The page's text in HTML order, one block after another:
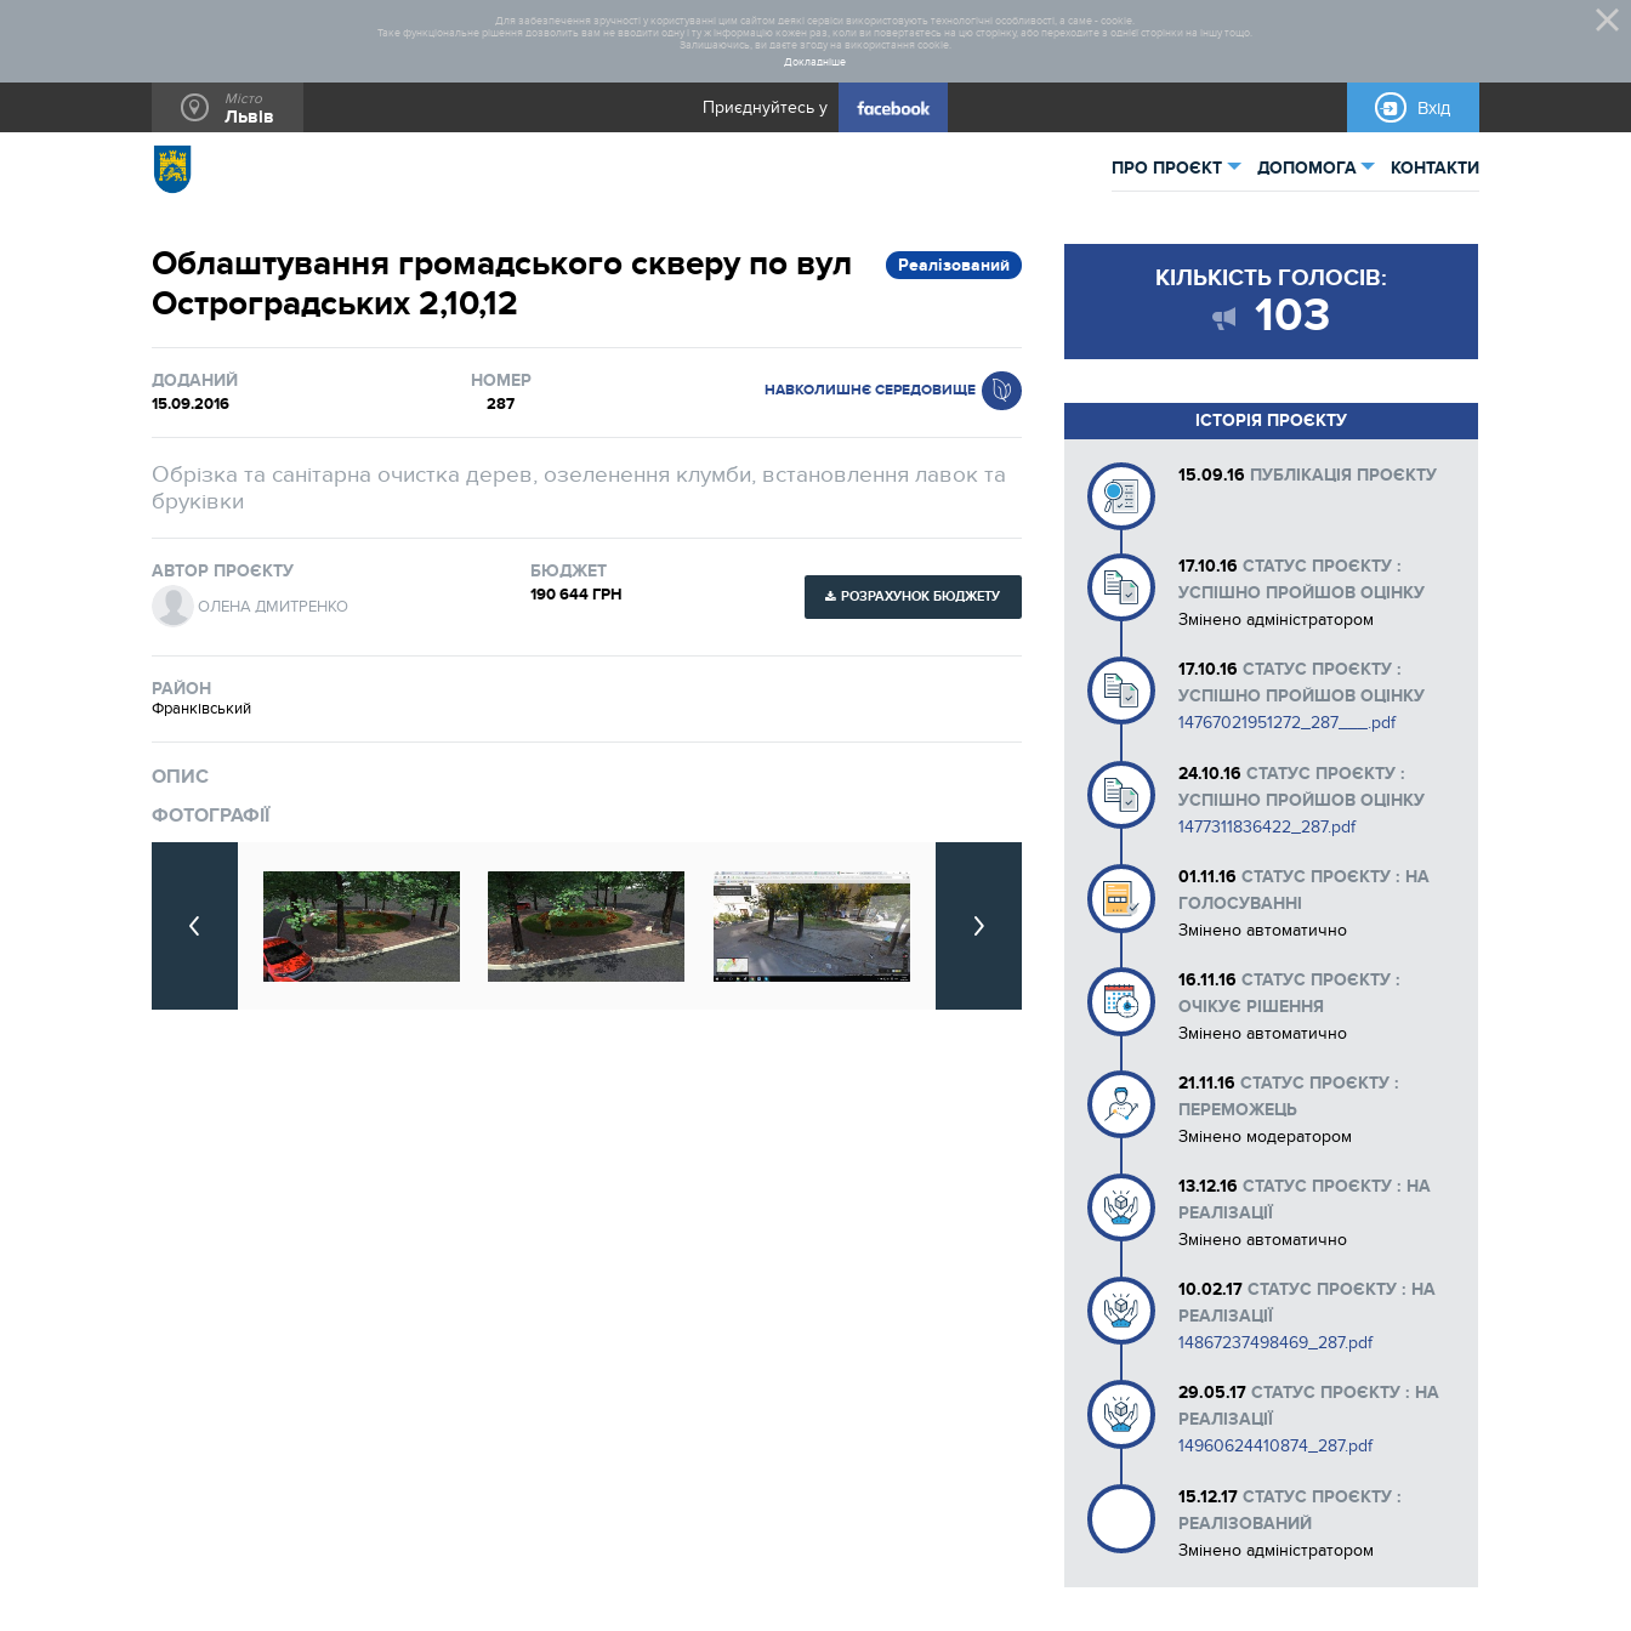
Для забезпечення зручності у користуванні цим сайтом деякі сервіси використовують технологічні особливості, а саме - cookie.
Таке функціональне рішення дозволить вам не вводити одну і ту ж інформацію кожен раз, коли ви повертаєтесь на цю сторінку, або переходите з однієї сторінки на іншу тощо.
Залишаючись, ви даєте згоду на використання cookie.
Докладніше
Місто
Львів Приєднуйтесь у Вхід
ПРО ПРОЄКТ ДОПОМОГА
Правила участі
Бланки для завантаження
Макети рекламних матеріалів
КОНТАКТИ
Облаштування громадського скверу по вул
Остроградських 2,10,12
Реалізований
ДОДАНИЙ
15.09.2016
НОМЕР
287
НАВКОЛИШНЄ СЕРЕДОВИЩЕ
Обрізка та санітарна очистка дерев, озеленення клумби, встановлення лавок та
бруківки
АВТОР ПРОЄКТУ
ОЛЕНА ДМИТРЕНКО
БЮДЖЕТ
190 644 ГРН РОЗРАХУНОК БЮДЖЕТУ
РАЙОН
Франківський
ОПИС
ФОТОГРАФІЇ
КІЛЬКІСТЬ ГОЛОСІВ:
103
ІСТОРІЯ ПРОЄКТУ
15.09.16 ПУБЛІКАЦІЯ ПРОЄКТУ
17.10.16 СТАТУС ПРОЄКТУ :
УСПІШНО ПРОЙШОВ ОЦІНКУ
Змінено адміністратором
17.10.16 СТАТУС ПРОЄКТУ :
УСПІШНО ПРОЙШОВ ОЦІНКУ
14767021951272_287___.pdf
24.10.16 СТАТУС ПРОЄКТУ :
УСПІШНО ПРОЙШОВ ОЦІНКУ
1477311836422_287.pdf
01.11.16 СТАТУС ПРОЄКТУ : НА
ГОЛОСУВАННІ
Змінено автоматично
16.11.16 СТАТУС ПРОЄКТУ :
ОЧІКУЄ РІШЕННЯ
Змінено автоматично
21.11.16 СТАТУС ПРОЄКТУ :
ПЕРЕМОЖЕЦЬ
Змінено модератором
13.12.16 СТАТУС ПРОЄКТУ : НА
РЕАЛІЗАЦІЇ
Змінено автоматично
10.02.17 СТАТУС ПРОЄКТУ : НА
РЕАЛІЗАЦІЇ
14867237498469_287.pdf
29.05.17 СТАТУС ПРОЄКТУ : НА
РЕАЛІЗАЦІЇ
14960624410874_287.pdf
15.12.17 СТАТУС ПРОЄКТУ :
РЕАЛІЗОВАНИЙ
Змінено адміністратором